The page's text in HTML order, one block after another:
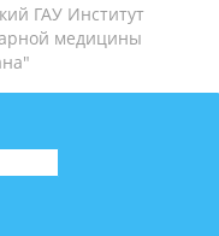
ГАУ Институт
медицины